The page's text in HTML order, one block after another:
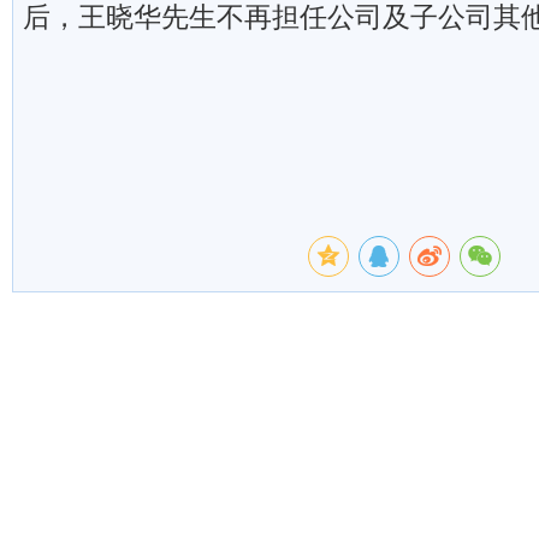
后，王晓华先生不再担任公司及子公司其